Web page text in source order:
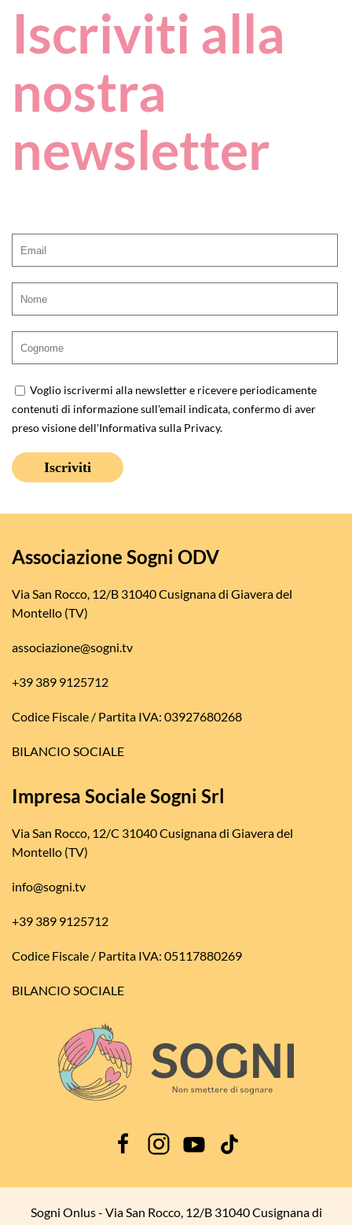
Iscriviti alla
nostra
newsletter
Voglio iscrivermi alla newsletter e ricevere periodicamente
contenuti di informazione sull'email indicata, confermo di aver
preso visione dell'Informativa sulla Privacy.
Associazione Sogni ODV
Via San Rocco, 12/B 31040 Cusignana di Giavera del
Montello (TV)
associazione@sogni.tv
+39 389 9125712
Codice Fiscale / Partita IVA: 03927680268
BILANCIO SOCIALE
Impresa Sociale Sogni Srl
Via San Rocco, 12/C 31040 Cusignana di Giavera del
Montello (TV)
info@sogni.tv
+39 389 9125712
Codice Fiscale / Partita IVA: 05117880269
BILANCIO SOCIALE
Sogni Onlus - Via San Rocco, 12/B 31040 Cusignana di